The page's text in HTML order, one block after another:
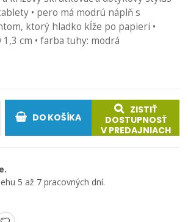
• pero má modrú náplň s
ktorý hladko kĺže po papieri •
cm • farba tuhy: modrá
DO KOŠÍKA
ZISTIŤ
DOSTUPNOSŤ
V PREDAJNIACH
5 až 7 pracovných dní.